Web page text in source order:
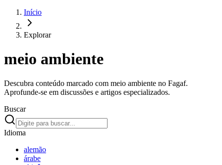
Início
Explorar
meio ambiente
Descubra conteúdo marcado com meio ambiente no Fagaf.
Aprofunde-se em discussões e artigos especializados.
Buscar
Idioma
alemão
árabe